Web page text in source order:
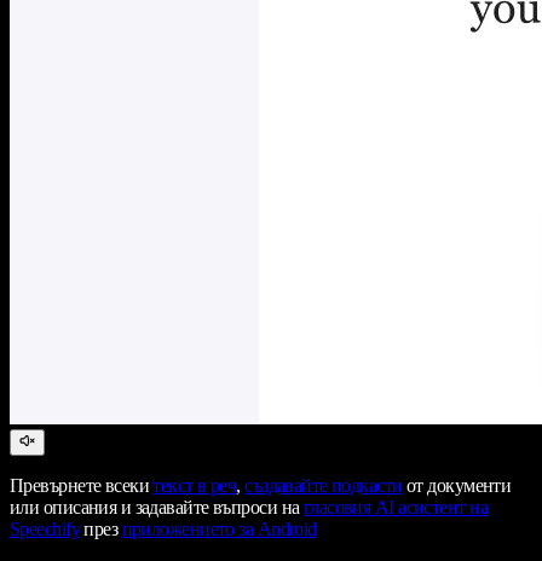
Превърнете всекитекст в реч,създавайте подкасти от документи
или описания и задавайте въпроси нагласовия AI асистент на
Speechifyпрезприложението за Android